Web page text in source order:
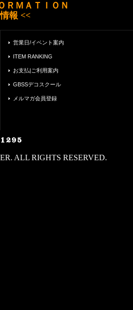
ＲＭＡＴＩＯＮ
報 <<
営業日/イベント案内
ITEM RANKING
お支払|ご利用案内
GBSSデコスクール
メルマガ会員登録
ALL RIGHTS RESERVED.